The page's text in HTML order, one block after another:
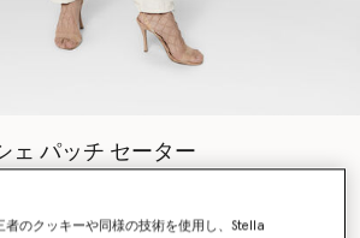
ェ パッチ セーター
者のクッキーや同様の技術を使用し、Stella